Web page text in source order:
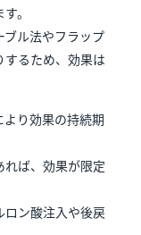
。
ブル法やフラップ
るため、効果は
り効果の持続期
れば、効果が限定
ン酸注入や後戻